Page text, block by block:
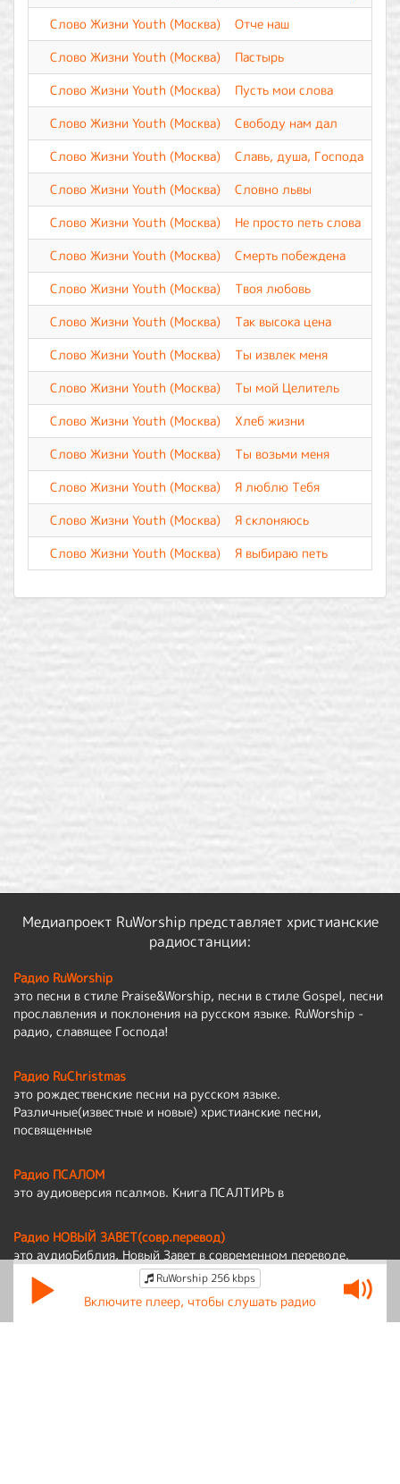
Слово Жизни Youth (Москва)
Отче наш
Слово Жизни Youth (Москва)
Пастырь
Слово Жизни Youth (Москва)
Пусть мои слова
Слово Жизни Youth (Москва)
Свободу нам дал
Слово Жизни Youth (Москва)
Славь, душа, Господа
Слово Жизни Youth (Москва)
Словно львы
Слово Жизни Youth (Москва)
Не просто петь слова
Слово Жизни Youth (Москва)
Смерть побеждена
Слово Жизни Youth (Москва)
Твоя любовь
Слово Жизни Youth (Москва)
Так высока цена
Слово Жизни Youth (Москва)
Ты извлек меня
Слово Жизни Youth (Москва)
Ты мой Целитель
Слово Жизни Youth (Москва)
Хлеб жизни
Слово Жизни Youth (Москва)
Ты возьми меня
Слово Жизни Youth (Москва)
Я люблю Тебя
Слово Жизни Youth (Москва)
Я склоняюсь
Слово Жизни Youth (Москва)
Я выбираю петь
Медиапроект RuWorship представляет христианские
радиостанции:
Радио RuWorship
это песни в стиле Praise&Worship, песни в стиле Gospel, песни
прославления и поклонения на русском языке. RuWorship -
радио, славящее Господа!
Радио RuChristmas
это рождественские песни на русском языке.
Различные(известные и новые) христианские песни,
посвященные
Радио ПСАЛОМ
это аудиоверсия псалмов. Книга ПСАЛТИРЬ в
Радио НОВЫЙ ЗАВЕТ(совр.перевод)
это аудиоБиблия, Новый Завет в современном переводе.
Политика обработки персональных данных
RuWorship 256 kbps
Включите плеер, чтобы слушать радио